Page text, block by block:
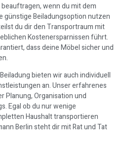
wenn du mit dem
günstige Beiladungsoption nutzen
du dir den Transportraum mit
Kostenersparnissen führt.
dass deine Möbel sicher und
bieten wir auch individuell
an. Unser erfahrenes
Planung, Organisation und
Egal ob du nur wenige
Haushalt transportieren
Berlin steht dir mit Rat und Tat